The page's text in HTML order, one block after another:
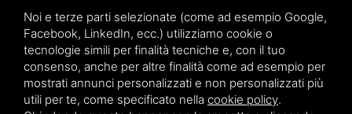
informazioni generiche
info@zucchini.it
ufficio commerciale
Noi e terze parti selezionate (come ad esempio Google,
Facebook, LinkedIn, ecc.) utilizziamo cookie o
tecnologie simili per finalità tecniche e, con il tuo
consenso, anche per altre finalità come ad esempio per
mostrati annunci personalizzati e non personalizzati più
utili per te, come specificato nella cookie policy.